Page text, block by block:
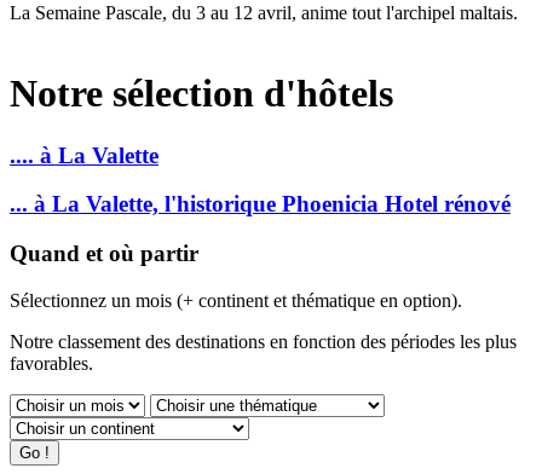
La Semaine Pascale, du 3 au 12 avril, anime tout l'archipel maltais.
Notre sélection d'hôtels
.... à La Valette
... à La Valette, l'historique Phoenicia Hotel rénové
Quand et où partir
Sélectionnez un mois (+ continent et thématique en option).
Notre classement des destinations en fonction des périodes les plus
favorables.